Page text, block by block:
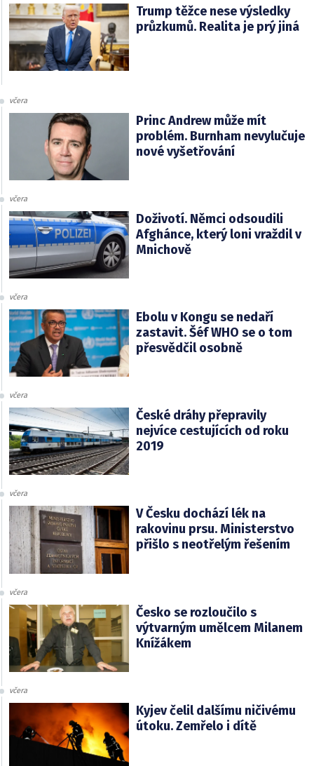
Trump těžce nese výsledky
průzkumů. Realita je prý jiná
včera
Princ Andrew může mít
problém. Burnham nevylučuje
nové vyšetřování
včera
Doživotí. Němci odsoudili
Afghánce, který loni vraždil v
Mnichově
včera
Ebolu v Kongu se nedaří
zastavit. Šéf WHO se o tom
přesvědčil osobně
včera
České dráhy přepravily
nejvíce cestujících od roku
2019
včera
V Česku dochází lék na
rakovinu prsu. Ministerstvo
přišlo s neotřelým řešením
včera
Česko se rozloučilo s
výtvarným umělcem Milanem
Knížákem
včera
Kyjev čelil dalšímu ničivému
útoku. Zemřelo i dítě